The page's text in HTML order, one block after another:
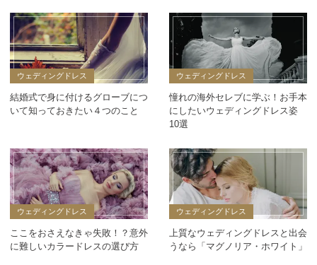
ウェディングドレス
結婚式で身に付けるグローブにつ
いて知っておきたい４つのこと
ウェディングドレス
憧れの海外セレブに学ぶ！お手本
にしたいウェディングドレス姿
10選
ウェディングドレス
ここをおさえなきゃ失敗！？意外
に難しいカラードレスの選び方
ウェディングドレス
上質なウェディングドレスと出会
うなら「マグノリア・ホワイト」